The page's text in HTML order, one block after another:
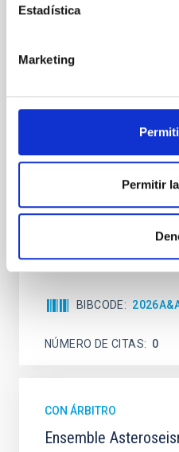
Estadística
Marketing
Permitir
A formal description
WFS)
challenge for
background compared to
systems. Aims.
requires the analysis of
Portero-Rodríguez, D.
BIBCODE
NÚMERO DE CITAS 0
CON ÁRBITRO
Ensemble